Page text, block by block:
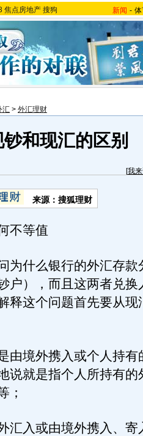
焦点房地产 搜狗 新闻 -
汇 > 外汇理财
和现汇的区别
[我
来源：搜狐理财
不等值
什么银行的外汇存款
户），而且这两者兑换
释这个问题首先要从现
境外携入或个人持有
说就是指个人所持有的
；
入或由境外携入、寄